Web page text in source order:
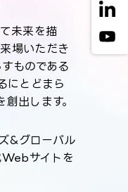
未来を描
場いただき
ものである
にとどまら
出します。
&グローバル
サイトを